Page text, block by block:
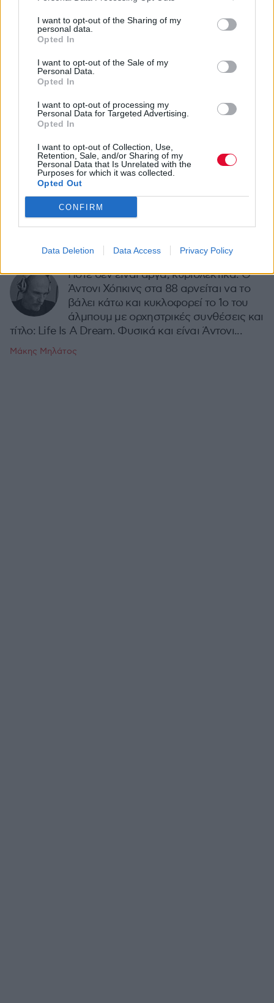
I want to opt-out of the Sharing of my
personal data.
Opted In
I want to opt-out of the Sale of my
Personal Data.
Opted In
I want to opt-out of processing my
Personal Data for Targeted Advertising.
Opted In
I want to opt-out of Collection, Use,
Retention, Sale, and/or Sharing of my
Personal Data that Is Unrelated with the
Purposes for which it was collected.
Opted Out
CONFIRM
Data Deletion Data Access Privacy Policy
Ακολούθησε το Avopolis Network στο
News
MOOD OF THE DAY
Ποτέ δεν είναι αργά, κυριολεκτικά. Ο
Άντονι Χόπκινς στα 88 αρνείται να το
βάλει κάτω και κυκλοφορεί το 1ο του
άλμπουμ με ορχηστρικές συνθέσεις και
τίτλο: Life Is A Dream. Φυσικά και είναι Άντονι...
Μάκης Μηλάτος